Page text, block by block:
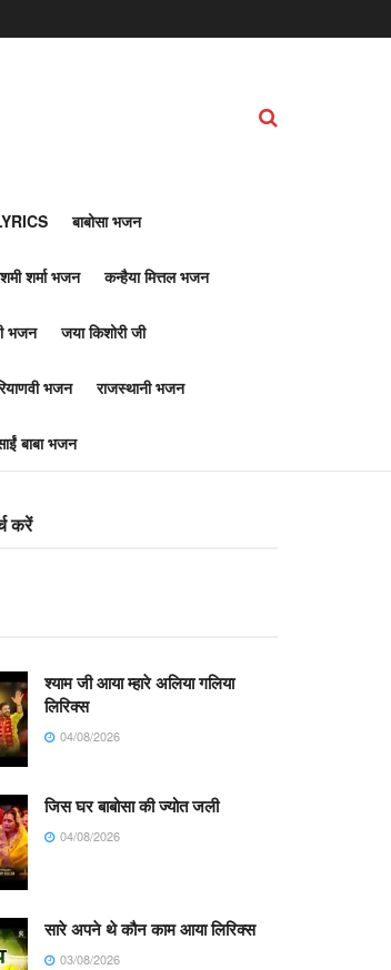
बाबोसा भजन
शर्मा भजन कन्हैया मित्तल भजन
भजन जया किशोरी जी
भजन राजस्थानी भजन
बाबा भजन
करें
श्याम जी आया म्हारे अलिया गलिया
लिरिक्स
04/08/2026
जिस घर बाबोसा की ज्योत जली
04/08/2026
सारे अपने थे कौन काम आया लिरिक्स
03/08/2026